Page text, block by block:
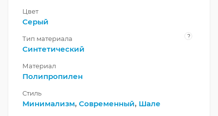
Цвет
Серый
Тип материала ?
Синтетический
Материал
Полипропилен
Стиль
Минимализм, Современный, Шале